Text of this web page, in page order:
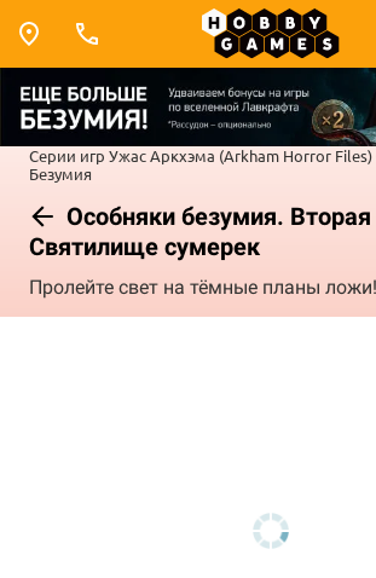
Серии игр Ужас Аркхэма (Arkham Horror Files)
Безумия
Особняки безумия.
Святилище сумерек
Пролейте свет на тёмные планы ложи!